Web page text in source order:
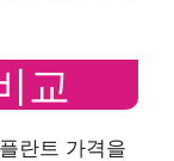
교
란트 가격을